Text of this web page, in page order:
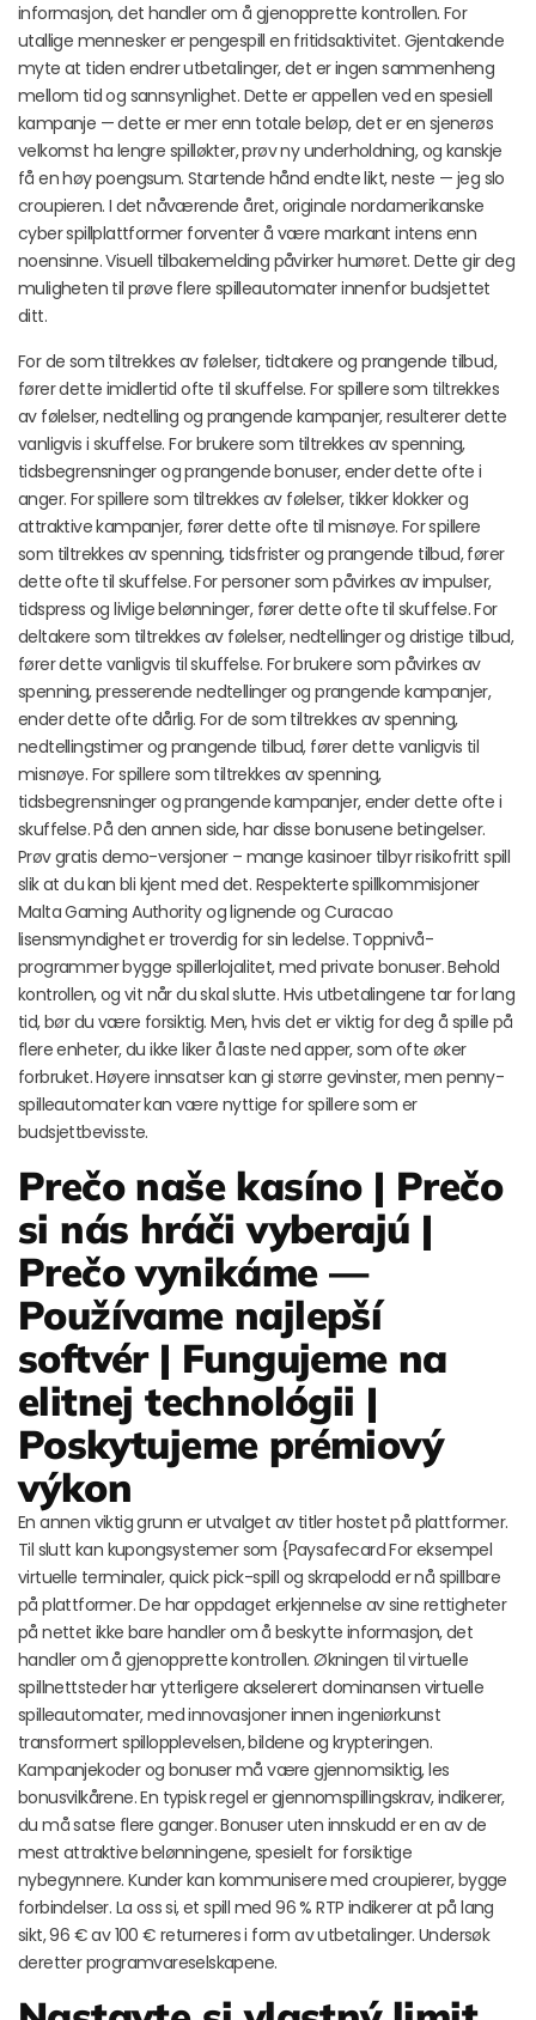
informasjon, det handler om å gjenopprette kontrollen. For
utallige mennesker er pengespill en fritidsaktivitet. Gjentakende
myte at tiden endrer utbetalinger, det er ingen sammenheng
mellom tid og sannsynlighet. Dette er appellen ved en spesiell
kampanje — dette er mer enn totale beløp, det er en sjenerøs
velkomst ha lengre spilløkter, prøv ny underholdning, og kanskje
få en høy poengsum. Startende hånd endte likt, neste — jeg slo
croupieren. I det nåværende året, originale nordamerikanske
cyber spillplattformer forventer å være markant intens enn
noensinne. Visuell tilbakemelding påvirker humøret. Dette gir deg
muligheten til prøve flere spilleautomater innenfor budsjettet
ditt.
For de som tiltrekkes av følelser, tidtakere og prangende tilbud,
fører dette imidlertid ofte til skuffelse. For spillere som tiltrekkes
av følelser, nedtelling og prangende kampanjer, resulterer dette
vanligvis i skuffelse. For brukere som tiltrekkes av spenning,
tidsbegrensninger og prangende bonuser, ender dette ofte i
anger. For spillere som tiltrekkes av følelser, tikker klokker og
attraktive kampanjer, fører dette ofte til misnøye. For spillere
som tiltrekkes av spenning, tidsfrister og prangende tilbud, fører
dette ofte til skuffelse. For personer som påvirkes av impulser,
tidspress og livlige belønninger, fører dette ofte til skuffelse. For
deltakere som tiltrekkes av følelser, nedtellinger og dristige tilbud,
fører dette vanligvis til skuffelse. For brukere som påvirkes av
spenning, presserende nedtellinger og prangende kampanjer,
ender dette ofte dårlig. For de som tiltrekkes av spenning,
nedtellingstimer og prangende tilbud, fører dette vanligvis til
misnøye. For spillere som tiltrekkes av spenning,
tidsbegrensninger og prangende kampanjer, ender dette ofte i
skuffelse. På den annen side, har disse bonusene betingelser.
Prøv gratis demo-versjoner – mange kasinoer tilbyr risikofritt spill
slik at du kan bli kjent med det. Respekterte spillkommisjoner
Malta Gaming Authority og lignende og Curacao
lisensmyndighet er troverdig for sin ledelse. Toppnivå-
programmer bygge spillerlojalitet, med private bonuser. Behold
kontrollen, og vit når du skal slutte. Hvis utbetalingene tar for lang
tid, bør du være forsiktig. Men, hvis det er viktig for deg å spille på
flere enheter, du ikke liker å laste ned apper, som ofte øker
forbruket. Høyere innsatser kan gi større gevinster, men penny-
spilleautomater kan være nyttige for spillere som er
budsjettbevisste.
Prečo naše kasíno | Prečo
si nás hráči vyberajú |
Prečo vynikáme —
Používame najlepší
softvér | Fungujeme na
elitnej technológii |
Poskytujeme prémiový
výkon
En annen viktig grunn er utvalget av titler hostet på plattformer.
Til slutt kan kupongsystemer som {Paysafecard For eksempel
virtuelle terminaler, quick pick-spill og skrapelodd er nå spillbare
på plattformer. De har oppdaget erkjennelse av sine rettigheter
på nettet ikke bare handler om å beskytte informasjon, det
handler om å gjenopprette kontrollen. Økningen til virtuelle
spillnettsteder har ytterligere akselerert dominansen virtuelle
spilleautomater, med innovasjoner innen ingeniørkunst
transformert spillopplevelsen, bildene og krypteringen.
Kampanjekoder og bonuser må være gjennomsiktig, les
bonusvilkårene. En typisk regel er gjennomspillingskrav, indikerer,
du må satse flere ganger. Bonuser uten innskudd er en av de
mest attraktive belønningene, spesielt for forsiktige
nybegynnere. Kunder kan kommunisere med croupierer, bygge
forbindelser. La oss si, et spill med 96 % RTP indikerer at på lang
sikt, 96 € av 100 € returneres i form av utbetalinger. Undersøk
deretter programvareselskapene.